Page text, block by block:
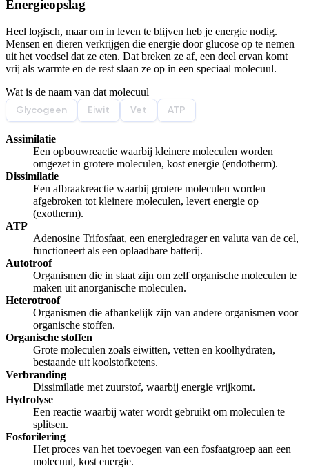
Afspelen werkte niet
Energieopslag
Heel logisch, maar om in leven te blijven heb je energie nodig.
Mensen en dieren verkrijgen die energie door glucose op te nemen
uit het voedsel dat ze eten. Dat breken ze af, een deel ervan komt
vrij als warmte en de rest slaan ze op in een speciaal molecuul.
Wat is de naam van dat molecuul
Glycogeen
Eiwit Vet ATP
Assimilatie
Een opbouwreactie waarbij kleinere moleculen worden
omgezet in grotere moleculen, kost energie (endotherm).
Dissimilatie
Een afbraakreactie waarbij grotere moleculen worden
afgebroken tot kleinere moleculen, levert energie op
(exotherm).
ATP
Adenosine Trifosfaat, een energiedrager en valuta van de cel,
functioneert als een oplaadbare batterij.
Autotroof
Organismen die in staat zijn om zelf organische moleculen te
maken uit anorganische moleculen.
Heterotroof
Organismen die afhankelijk zijn van andere organismen voor
organische stoffen.
Organische stoffen
Grote moleculen zoals eiwitten, vetten en koolhydraten,
bestaande uit koolstofketens.
Verbranding
Dissimilatie met zuurstof, waarbij energie vrijkomt.
Hydrolyse
Een reactie waarbij water wordt gebruikt om moleculen te
splitsen.
Fosforilering
Het proces van het toevoegen van een fosfaatgroep aan een
molecuul, kost energie.